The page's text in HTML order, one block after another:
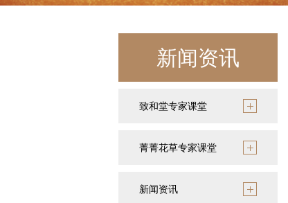
新闻资讯
致和堂专家课堂
菁菁花草专家课堂
新闻资讯